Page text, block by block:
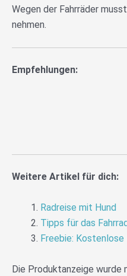
Wegen der Fahrräder
nehmen.
Empfehlungen:
Weitere Artikel für dich:
Radreise mit Hund
Tipps für das
Freebie:
Die Produktanzeige wurde